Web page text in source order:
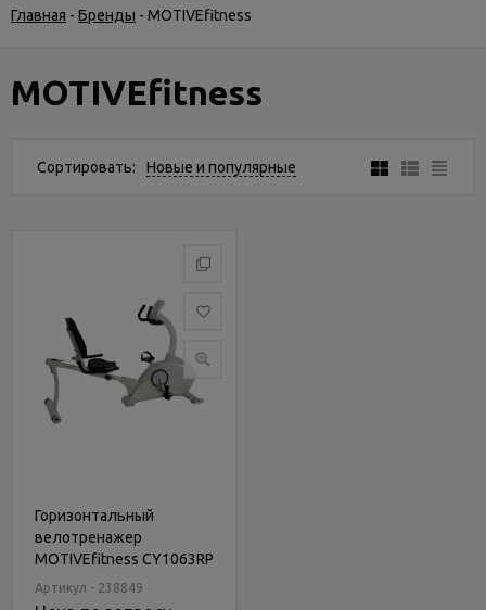
Гарантия
сервис
Главная - Бренды - MOTIVEfitness
MOTIVEfitness
Сортировать: Новые и популярные
Горизонтальный
велотренажер
MOTIVEfitness CY1063RP
Артикул - 238849